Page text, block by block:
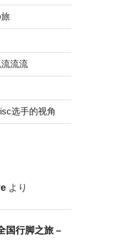
流流
选手的视角
より
国行脚之旅 –